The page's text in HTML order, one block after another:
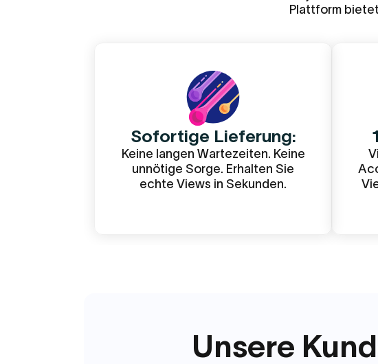
Plattform
Sofortige Lieferung:
Keine langen Wartezeiten. Keine
unnötige Sorge. Erhalten Sie
echte Views in Sekunden.
Unsere